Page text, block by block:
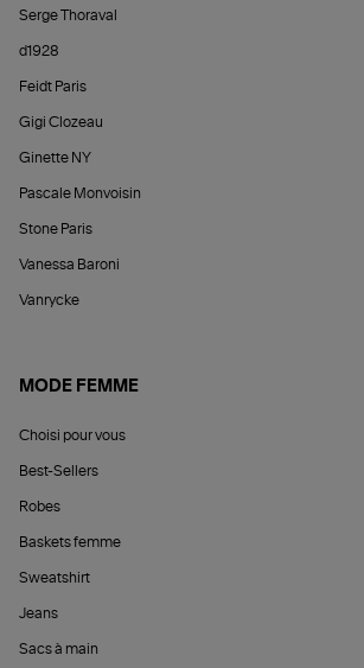
Serge Thoraval
d1928
Feidt Paris
Gigi Clozeau
Ginette NY
Pascale Monvoisin
Stone Paris
Vanessa Baroni
Vanrycke
MODE FEMME
Choisi pour vous
Best-Sellers
Robes
Baskets femme
Sweatshirt
Jeans
Sacs à main